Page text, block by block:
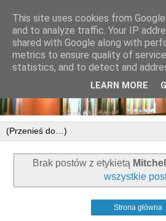
Brak postów z etykietą
wszystkie
Strona główna
This site uses cookies from
and to analyze traffic. Your IP
shared with Google along with
metrics to ensure quality of
statistics, and to detect and
LEARN MORE